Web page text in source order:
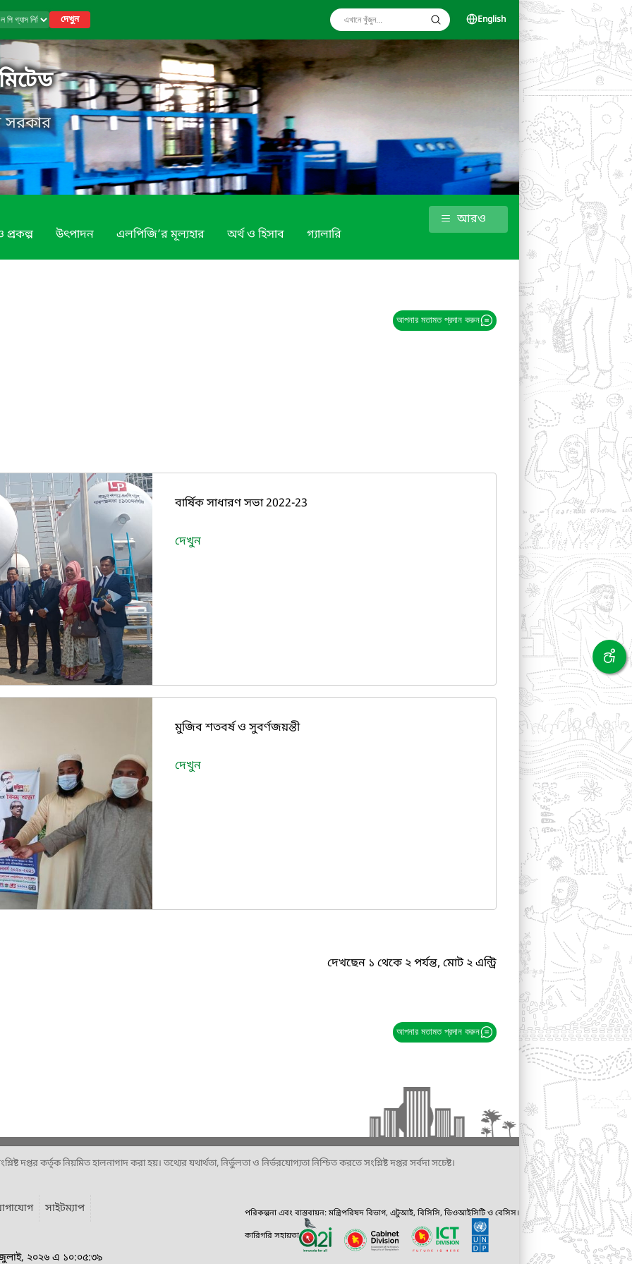
দেখুন English
সরকার
প্রকল্প উৎপাদন এলপিজি’র মূল্যহার অর্থ ও হিসাব গ্যালারি
আরও
আপনার মতামত প্রদান করুন
বার্ষিক সাধারণ সভা 2022-23
দেখুন
মুজিব শতবর্ষ ও সুবর্ণজয়ন্তী
দেখুন
দেখছেন ১ থেকে ২ পর্যন্ত, মোট ২ এন্ট্রি
আপনার মতামত প্রদান করুন
দপ্তর কর্তৃক নিয়মিত হালনাগাদ করা হয়। তথ্যের যথার্থতা, নির্ভুলতা ও নির্ভরযোগ্যতা নিশ্চিত করতে সংশ্লিষ্ট দপ্তর সর্বদা সচেষ্ট।
সাইটম্যাপ
জুলাই, ২০২৬ এ ১০:০৫:৩৯
পরিকল্পনা এবং বাস্তবায়ন: মন্ত্রিপরিষদ বিভাগ, এটুআই, বিসিসি, ডিওআইসিটি ও বেসিস।
কারিগরি সহায়তা